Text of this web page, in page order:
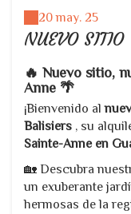
20 may. 25
NUEVO SITIO
🔥 Nuevo sitio,
Anne 🌴
¡Bienvenido al
Balisiers , su
Sainte-Anne en
🏡 Descubra
un exuberante
hermosas de la